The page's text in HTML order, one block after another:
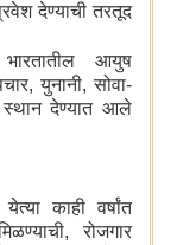
देण्याची तरतूद
आयुष
युनानी, सोवा-
स्थान देण्यात आले
काही वर्षांत
रोजगार